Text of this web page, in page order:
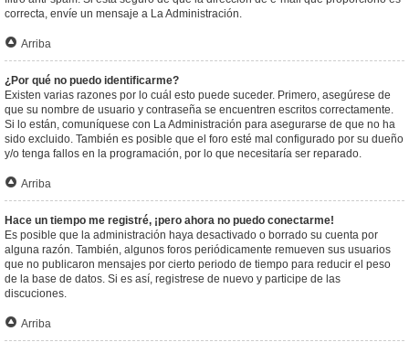
correcta, envíe un mensaje a La Administración.
Arriba
¿Por qué no puedo identificarme?
Existen varias razones por lo cuál esto puede suceder. Primero, asegúrese de
que su nombre de usuario y contraseña se encuentren escritos correctamente.
Si lo están, comuníquese con La Administración para asegurarse de que no ha
sido excluido. También es posible que el foro esté mal configurado por su dueño
y/o tenga fallos en la programación, por lo que necesitaría ser reparado.
Arriba
Hace un tiempo me registré, ¡pero ahora no puedo conectarme!
Es posible que la administración haya desactivado o borrado su cuenta por
alguna razón. También, algunos foros periódicamente remueven sus usuarios
que no publicaron mensajes por cierto periodo de tiempo para reducir el peso
de la base de datos. Si es así, registrese de nuevo y participe de las
discuciones.
Arriba